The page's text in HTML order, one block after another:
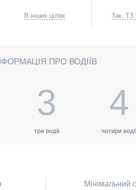
В інших цілях Так, ТЗ
ПРО ВОДІЇВ
3
три водії
4
чотири
Мінімальний